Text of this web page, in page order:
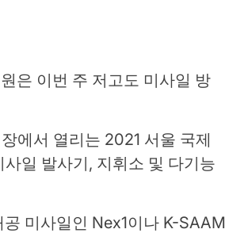
은 이번 주 저고도 미사일 방
에서 열리는 2021 서울 국제
일 발사기, 지휘소 및 다기능
미사일인 Nex1이나 K-SAAM